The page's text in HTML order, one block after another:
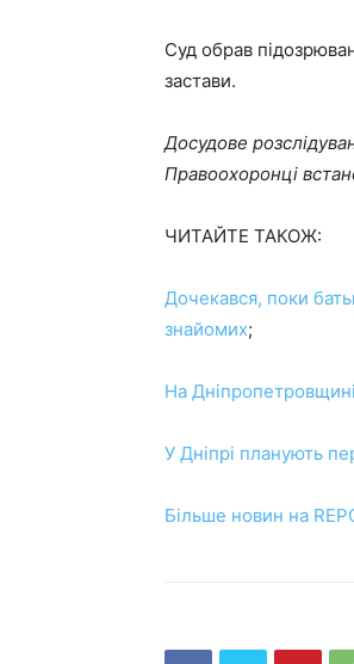
Суд обрав
застави.
Досудове
Правоохоронці
ЧИТАЙТЕ ТАКОЖ:
Дочекався, поки
знайомих;
На
У Дніпрі планують
Більше новин на